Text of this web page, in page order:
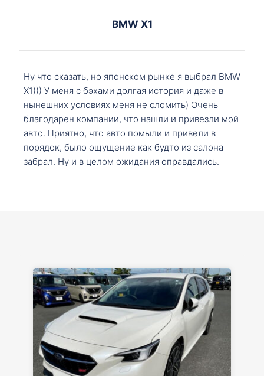
BMW X1
Ну что сказать, но японском рынке я выбрал BMW
X1))) У меня с бэхами долгая история и даже в
нынешних условиях меня не сломить) Очень
благодарен компании, что нашли и привезли мой
авто. Приятно, что авто помыли и привели в
порядок, было ощущение как будто из салона
забрал. Ну и в целом ожидания оправдались.